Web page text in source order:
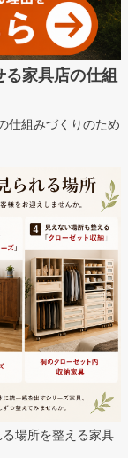
る家具店の仕組
仕組みづくりのため
場所を整える家具